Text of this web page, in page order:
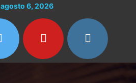
agosto 6, 2026